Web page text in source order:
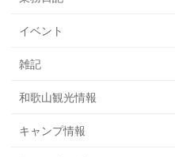
イベント
雑記
和歌山観光情報
キャンプ情報